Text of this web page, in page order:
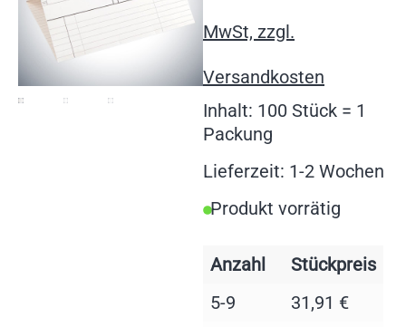
MwSt, zzgl.
Versandkosten
Inhalt: 100 Stück = 1
Packung
Lieferzeit: 1-2 Wochen
Produkt vorrätig
Anzahl
Stückpreis
5-9
31,91 €